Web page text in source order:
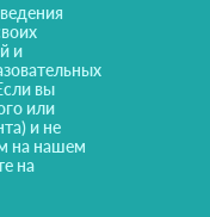
и
вы
или
и не
на нашем
на